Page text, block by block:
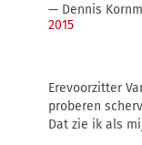
— Dennis
2015
Erevoorzitter
proberen
Dat zie ik als